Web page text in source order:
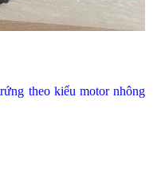
theo kiểu motor nhông